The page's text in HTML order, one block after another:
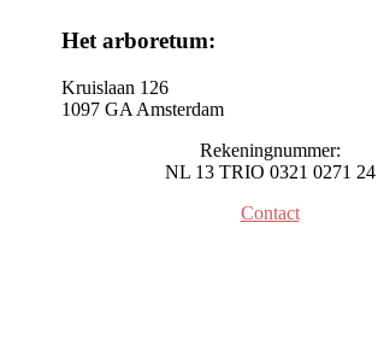
Het arboretum:
Kruislaan 126
1097 GA Amsterdam
Rekeningnummer:
NL 13 TRIO 0321 0271 24
Contact